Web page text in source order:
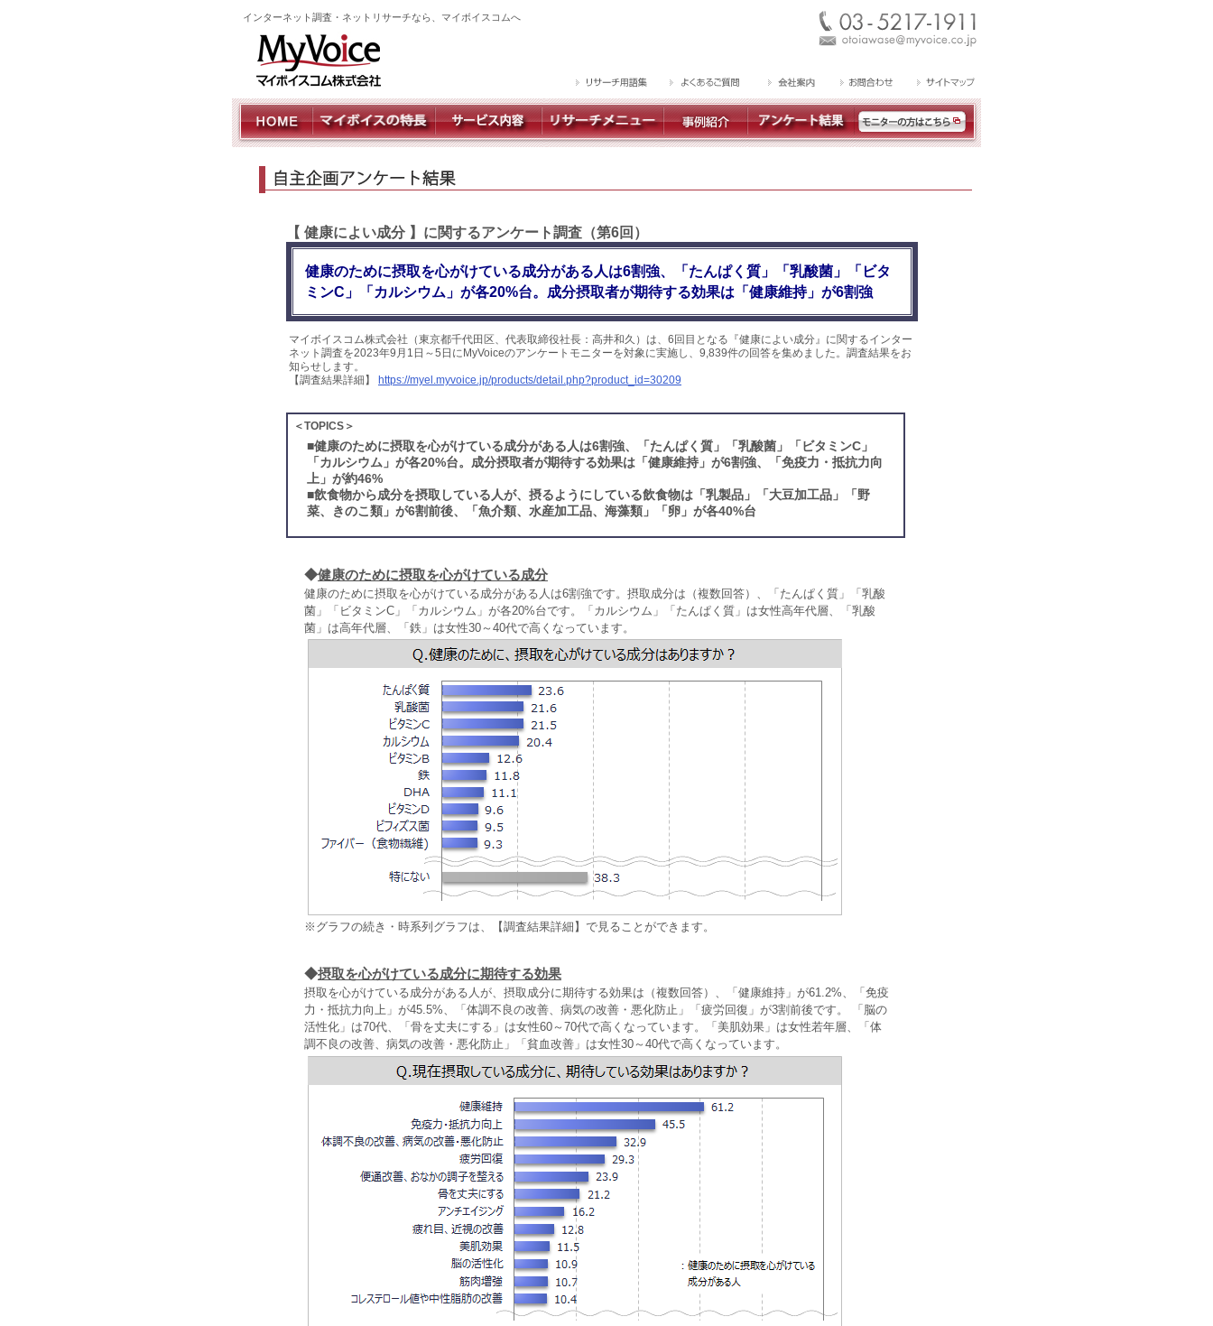
インターネット調査・ネットリサーチなら、マイボイスコムへ
【 健康によい成分 】に関するアンケート調査（第6回）
健康のために摂取を心がけている成分がある人は6割強、「たんぱく質」「乳酸菌」「ビタ
ミンC」「カルシウム」が各20%台。成分摂取者が期待する効果は「健康維持」が6割強
マイボイスコム株式会社（東京都千代田区、代表取締役社長：高井和久）は、6回目となる『健康によい成分』に関するインター
ネット調査を2023年9月1日～5日にMyVoiceのアンケートモニターを対象に実施し、9,839件の回答を集めました。調査結果をお
知らせします。
【調査結果詳細】
https://myel.myvoice.jp/products/detail.php?product_id=30209
＜TOPICS＞
■健康のために摂取を心がけている成分がある人は6割強、「たんぱく質」「乳酸菌」「ビタミンC」
「カルシウム」が各20%台。成分摂取者が期待する効果は「健康維持」が6割強、「免疫力・抵抗力向
上」が約46%
■飲食物から成分を摂取している人が、摂るようにしている飲食物は「乳製品」「大豆加工品」「野
菜、きのこ類」が6割前後、「魚介類、水産加工品、海藻類」「卵」が各40%台
◆健康のために摂取を心がけている成分
健康のために摂取を心がけている成分がある人は6割強です。摂取成分は（複数回答）、「たんぱく質」「乳酸
菌」「ビタミンC」「カルシウム」が各20%台です。「カルシウム」「たんぱく質」は女性高年代層、「乳酸
菌」は高年代層、「鉄」は女性30～40代で高くなっています。
※グラフの続き・時系列グラフは、【調査結果詳細】で見ることができます。
◆摂取を心がけている成分に期待する効果
摂取を心がけている成分がある人が、摂取成分に期待する効果は（複数回答）、「健康維持」が61.2%、「免疫
力・抵抗力向上」が45.5%、「体調不良の改善、病気の改善・悪化防止」「疲労回復」が3割前後です。 「脳の
活性化」は70代、「骨を丈夫にする」は女性60～70代で高くなっています。「美肌効果」は女性若年層、「体
調不良の改善、病気の改善・悪化防止」「貧血改善」は女性30～40代で高くなっています。